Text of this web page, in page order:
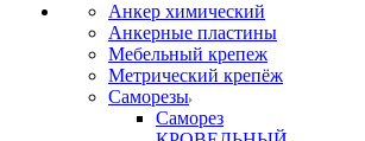
Анкер химический
Анкерные пластины
Мебельный крепеж
Метрический крепёж
Саморезы
Саморез